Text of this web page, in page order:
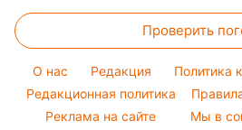
Алла Пугачева
Максим Галкин
Новости Тернополя
Новости Житомира
Погода на завтра
Курс валют
Окрашивание волос
Красивый маникюр
Модные ошибки
Новости моды
Проверить
O нас Редакция
Политика
Редакционная политика
Реклама на сайте
Мы в